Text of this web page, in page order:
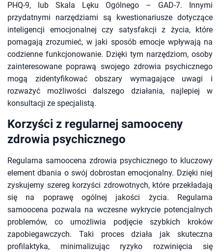
PHQ-9, lub Skala Lęku Ogólnego – GAD-7. Innymi
przydatnymi narzędziami są kwestionariusze dotyczące
inteligencji emocjonalnej czy satysfakcji z życia, które
pomagają zrozumieć, w jaki sposób emocje wpływają na
codzienne funkcjonowanie. Dzięki tym narzędziom, osoby
zainteresowane poprawą swojego zdrowia psychicznego
mogą zidentyfikować obszary wymagające uwagi i
rozważyć możliwości dalszego działania, najlepiej w
konsultacji ze specjalistą.
Korzyści z regularnej samooceny
zdrowia psychicznego
Regularna samoocena zdrowia psychicznego to kluczowy
element dbania o swój dobrostan emocjonalny. Dzięki niej
zyskujemy szereg korzyści zdrowotnych, które przekładają
się na poprawę ogólnej jakości życia. Regularna
samoocena pozwala na wczesne wykrycie potencjalnych
problemów, co umożliwia podjęcie szybkich kroków
zapobiegawczych. Taki proces działa jak skuteczna
profilaktyka, minimalizując ryzyko rozwinięcia się